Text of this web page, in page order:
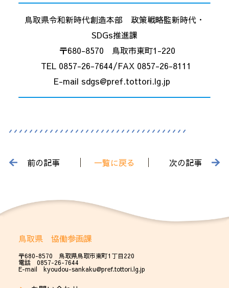
鳥取県令和新時代創造本部 政策戦略監新時代・
SDGs推進課
〒680-8570 鳥取市東町1-220
TEL 0857-26-7644/FAX 0857-26-8111
E-mail sdgs@pref.tottori.lg.jp
前の記事 一覧に戻る 次の記事
鳥取県 協働参画課
〒680-8570 鳥取県鳥取市東町1丁目220
電話 0857-26-7644
E-mail kyoudou-sankaku@pref.tottori.lg.jp